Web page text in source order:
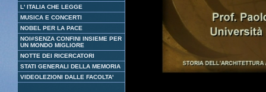
L' ITALIA CHE LEGGE
MUSICA E CONCERTI
NOBEL PER LA PACE
NOI#SENZA CONFINI INSIEME PER
UN MONDO MIGLIORE
NOTTE DEI RICERCATORI
STATI GENERALI DELLA MEMORIA
VIDEOLEZIONI DALLE FACOLTA'